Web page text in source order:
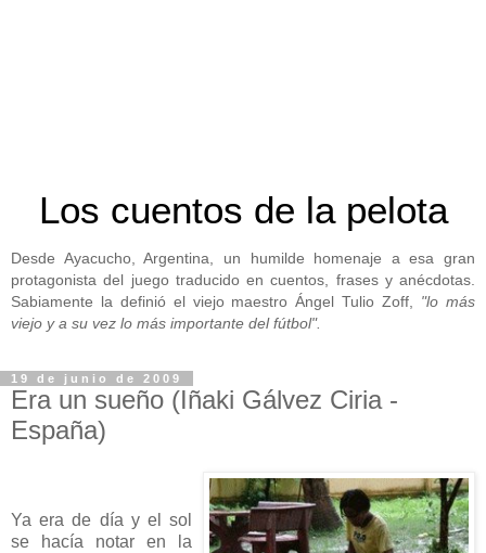
Los cuentos de la pelota
Desde Ayacucho, Argentina, un humilde homenaje a esa gran
protagonista del juego traducido en cuentos, frases y anécdotas.
Sabiamente la definió el viejo maestro Ángel Tulio Zoff, "lo más
viejo y a su vez lo más importante del fútbol".
19 de junio de 2009
Era un sueño (Iñaki Gálvez Ciria -
España)
Ya era de día y el sol
se hacía notar en la